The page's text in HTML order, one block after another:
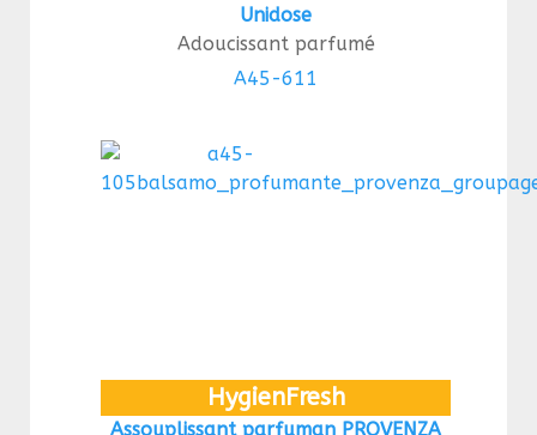
Unidose
Adoucissant parfumé
A45-611
HygienFresh
Assouplissant parfuman PROVENZA